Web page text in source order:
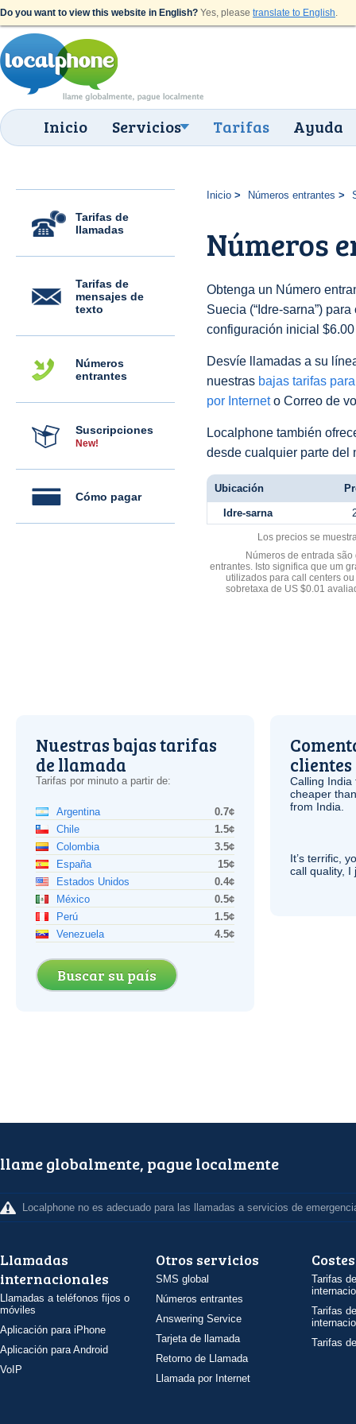
Do you want to view this website in English? Yes, please translate to English.
Inicio Servicios Tarifas Ayuda
Tarifas de
llamadas
Tarifas de
mensajes de
texto
Números
entrantes
Suscripciones
New!
Cómo pagar
Inicio Números entrantes
Números
Obtenga un Número
Suecia (“Idre-sarna”)
configuración inicial
Desvíe llamadas a su
nuestras bajas tarifas
por Interneto Correo de
Localphone también
desde cualquier parte del
Ubicación
Idre-sarna
Los precios se
Números de entrada
entrantes. Isto significa que um
utilizados para call centers
sobretaxa de US $0.01
Nuestras bajas tarifas
de llamada
Tarifas por minuto a partir de:
Argentina
0.7¢
Chile
1.5¢
Colombia
3.5¢
España
15¢
Estados Unidos
0.4¢
México
0.5¢
Perú
1.5¢
Venezuela
4.5¢
Buscar su país
clientes
Calling
cheaper
from India.
It’s terrific,
call quality, I
llame globalmente, pague localmente
Localphone no es adecuado para las llamadas a servicios de
Llamadas
internacionales
Llamadas a teléfonos fijos o
móviles
Aplicación para iPhone
Aplicación para Android
VoIP
Otros servicios
SMS global
Números entrantes
Answering Service
Tarjeta de llamada
Retorno de Llamada
Llamada por Internet
Costes
Tarifas
Tarifas
Tarifas